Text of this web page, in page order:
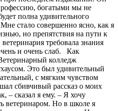
богатыми мы не
полна удивительного
стало совершенно ясно, как я
но препятствия на пути к
требовала знания
и очень слаб. Как
колледж
Это был удивительный
с мягким чувством
сбивчивый рассказ о моих
– сказал я ему. – Я хочу
ветеринаром. Но в школе я